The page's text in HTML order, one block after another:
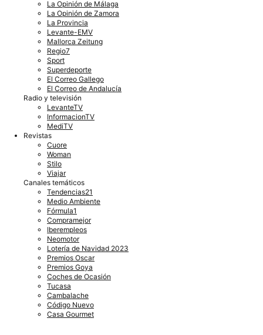
La Opinión de Málaga
La Opinión de Zamora
La Provincia
Levante-EMV
Mallorca Zeitung
Regio7
Sport
Superdeporte
El Correo Gallego
El Correo de Andalucía
Radio y televisión
LevanteTV
InformacionTV
MediTV
Revistas
Cuore
Woman
Stilo
Viajar
Canales temáticos
Tendencias21
Medio Ambiente
Fórmula1
Compramejor
Iberempleos
Neomotor
Lotería de Navidad 2023
Premios Oscar
Premios Goya
Coches de Ocasión
Tucasa
Cambalache
Código Nuevo
Casa Gourmet